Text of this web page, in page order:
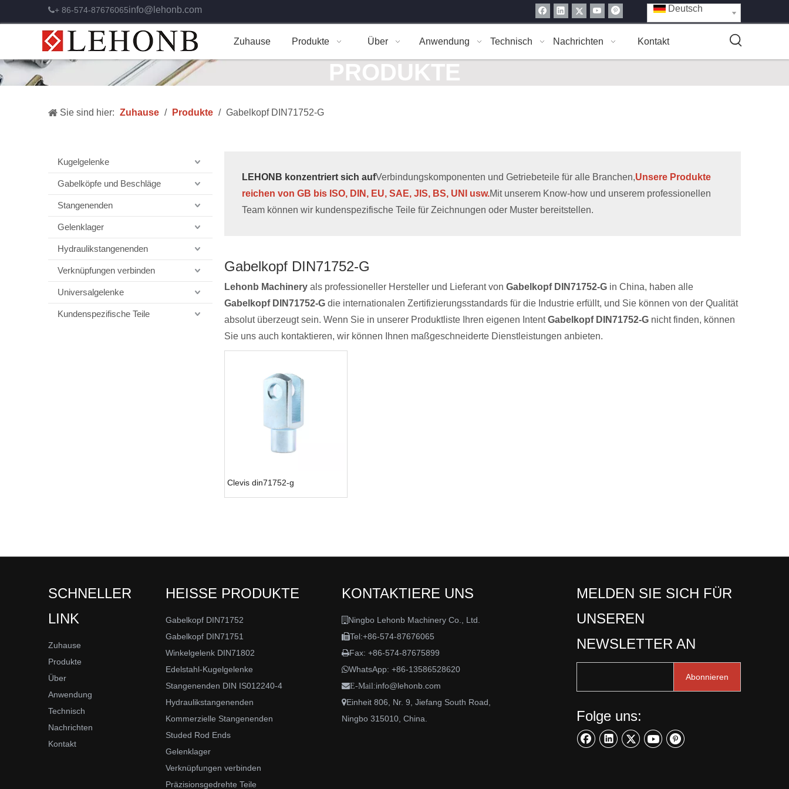
+ 86-574-87676065info@lehonb.com Deutsch
Zuhause Produkte Über Anwendung Technisch Nachrichten Kontakt
PRODUKTE
Sie sind hier: Zuhause / Produkte / Gabelkopf DIN71752-G
Kugelgelenke
Gabelköpfe und Beschläge
Stangenenden
Gelenklager
Hydraulikstangenenden
Verknüpfungen verbinden
Universalgelenke
Kundenspezifische Teile
LEHONB konzentriert sich aufVerbindungskomponenten und Getriebeteile für alle Branchen,Unsere Produkte
reichen von GB bis ISO, DIN, EU, SAE, JIS, BS, UNI usw.Mit unserem Know-how und unserem professionellen
Team können wir kundenspezifische Teile für Zeichnungen oder Muster bereitstellen.
Gabelkopf DIN71752-G
Lehonb Machinery als professioneller Hersteller und Lieferant von Gabelkopf DIN71752-G in China, haben alle
Gabelkopf DIN71752-G die internationalen Zertifizierungsstandards für die Industrie erfüllt, und Sie können von der Qualität
absolut überzeugt sein. Wenn Sie in unserer Produktliste Ihren eigenen IntentGabelkopf DIN71752-G nicht finden, können
Sie uns auch kontaktieren, wir können Ihnen maßgeschneiderte Dienstleistungen anbieten.
Clevis din71752-g
SCHNELLER
LINK
Zuhause
Produkte
Über
Anwendung
Technisch
Nachrichten
Kontakt
HEISSE PRODUKTE
Gabelkopf DIN71752
Gabelkopf DIN71751
Winkelgelenk DIN71802
Edelstahl-Kugelgelenke
Stangenenden DIN IS012240-4
Hydraulikstangenenden
Kommerzielle Stangenenden
Studed Rod Ends
Gelenklager
Verknüpfungen verbinden
Präzisionsgedrehte Teile
KONTAKTIERE UNS
 Ningbo Lehonb Machinery Co., Ltd.
Tel:+86-574-87676065
Fax: +86-574-87675899
WhatsApp: +86-13586528620
E-Mail:info@lehonb.com
Einheit 806, Nr. 9, Jiefang South Road,
Ningbo 315010, China.
MELDEN SIE SICH FÜR
UNSEREN
NEWSLETTER AN
Abonnieren
Folge uns: